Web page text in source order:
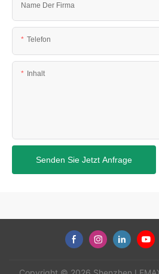
Name Der Firma
Telefon
Inhalt
Senden Sie Jetzt Anfrage